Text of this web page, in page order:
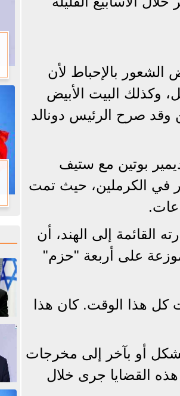
الشعور بالإحباط لأن
وكذلك البيت الأبيض
وقد صرح الرئيس دونالد
بوتين مع ستيف
في الكرملين، حيث تمت
القائمة إلى الهند، أن
قسّم خطة الرئيس دونالد ترامب إلى 27 بندا موزعة على أربعة "حزم"
كل هذا الوقت. كان هذا
بشكل أو بآخر إلى مخرجات
القضايا جرى خلال